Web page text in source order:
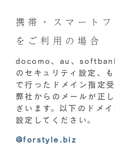
携帯・スマート
をご利用の場合
docomo、au、
のセキュリティ設定、
で行ったドメイン指定
弊社からのメールが正
ざいます。以下のドメ
設定してください。
@forstyle.biz